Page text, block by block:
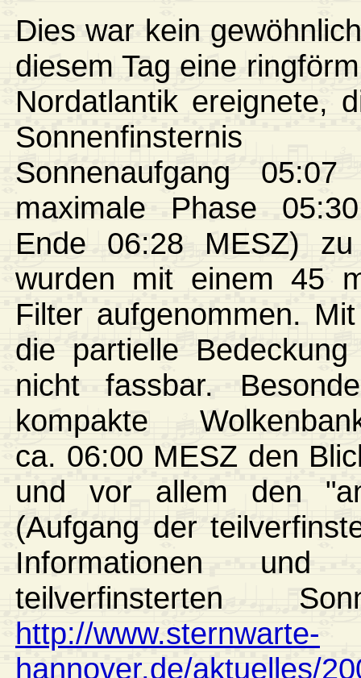
Dies war kein
diesem Tag eine
Nordatlantik ereignete,
Sonnenaufgang
maximale Phase
Ende 06:28 MESZ)
wurden mit einem 45
Filter aufgenommen.
die partielle
nicht fassbar.
kompakte
ca. 06:00 MESZ den
und vor allem den
(Aufgang der
Informationen
teilverfinsterten
http://www.sternwarte-
hannover.de/aktuelles/